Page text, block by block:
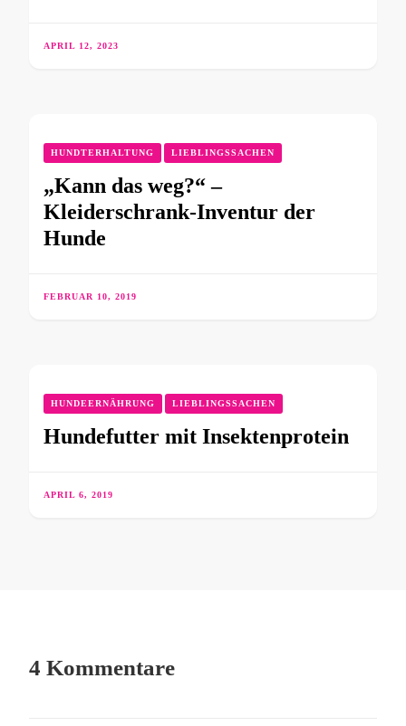
APRIL 12, 2023
HUNDTERHALTUNG LIEBLINGSSACHEN
„Kann das weg?“ –
Kleiderschrank-Inventur der
Hunde
FEBRUAR 10, 2019
HUNDEERNÄHRUNG LIEBLINGSSACHEN
Hundefutter mit Insektenprotein
APRIL 6, 2019
4 Kommentare